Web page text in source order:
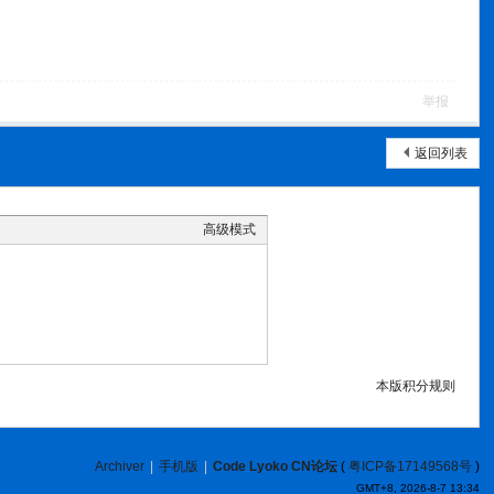
举报
返回列表
高级模式
本版积分规则
Archiver 手机版 Code Lyoko CN论坛( 粤ICP备17149568号)
GMT+8, 2026-8-7 13:34